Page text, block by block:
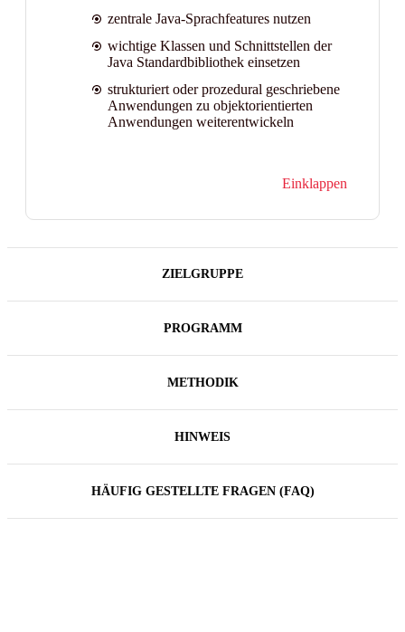
zentrale Java-Sprachfeatures nutzen
wichtige Klassen und Schnittstellen der
Java Standardbibliothek einsetzen
strukturiert oder prozedural geschriebene
Anwendungen zu objektorientierten
Anwendungen weiterentwickeln
Einklappen
ZIELGRUPPE
PROGRAMM
METHODIK
HINWEIS
HÄUFIG GESTELLTE FRAGEN (FAQ)